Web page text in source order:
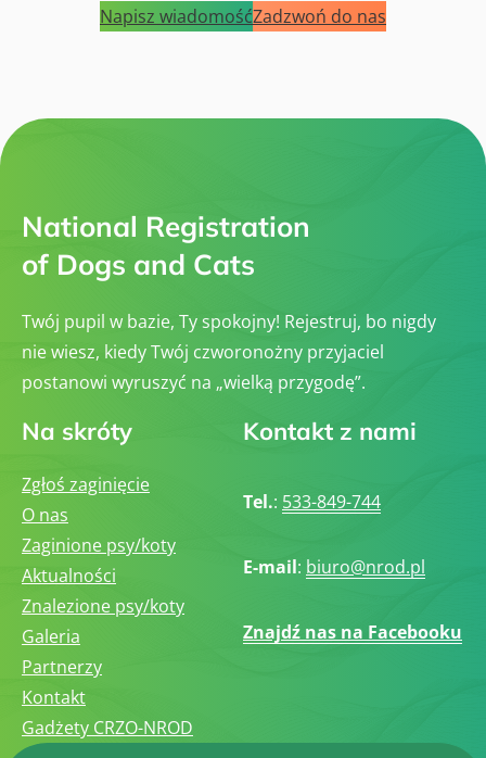
Napisz wiadomośćZadzwoń do nas
National Registration
of Dogs and Cats
Twój pupil w bazie, Ty spokojny! Rejestruj, bo nigdy
nie wiesz, kiedy Twój czworonożny przyjaciel
postanowi wyruszyć na „wielką przygodę”.
Na skróty
Zgłoś zaginięcie
O nas
Zaginione psy/koty
Aktualności
Znalezione psy/koty
Galeria
Partnerzy
Kontakt
Gadżety CRZO-NROD
Kontakt z nami
Tel.: 533-849-744
E-mail: biuro@nrod.pl
Znajdź nas na Facebooku